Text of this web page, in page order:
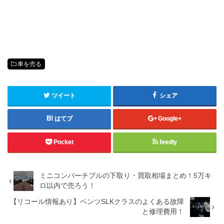
車を売る
ツイート シェア
はてブ Google+
Pocket feedly
ミニコンバーチブルの下取り・買取相場まとめ！5万キ
ロ以内で売ろう！
【リコール情報あり】ベンツSLKクラスのよくある故障
と修理費用！